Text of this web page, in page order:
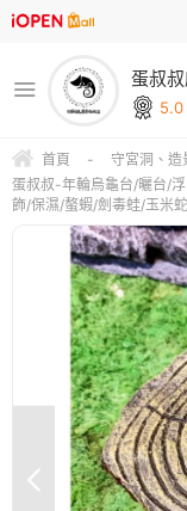
蛋叔
首頁 - 守宮洞、造
蛋叔叔-年輪烏龜台/曬台/
飾/保濕/螯蝦/劍毒蛙/玉米蛇